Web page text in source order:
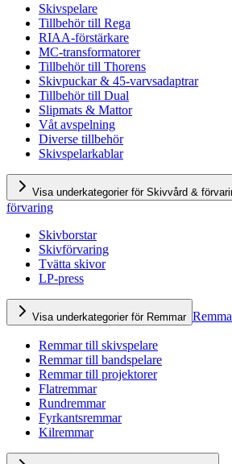
Skivspelare
Tillbehör till Rega
RIAA-förstärkare
MC-transformatorer
Tillbehör till Thorens
Skivpuckar & 45-varvsadaptrar
Tillbehör till Dual
Slipmats & Mattor
Våt avspelning
Diverse tillbehör
Skivspelarkablar
Visa underkategorier för Skivvård &
förvaring
Skivborstar
Skivförvaring
Tvätta skivor
LP-press
Visa underkategorier för Remmar
Remmar till skivspelare
Remmar till bandspelare
Remmar till projektorer
Flatremmar
Rundremmar
Fyrkantsremmar
Kilremmar